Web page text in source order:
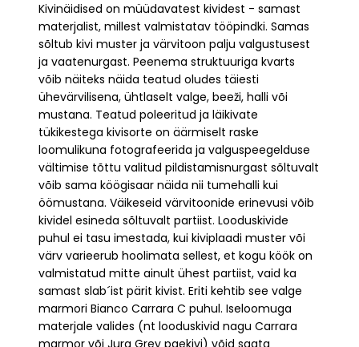
Kivinäidised on müüdavatest kividest - samast
materjalist, millest valmistatav tööpindki. Samas
sõltub kivi muster ja värvitoon palju valgustusest
ja vaatenurgast. Peenema struktuuriga kvarts
võib näiteks näida teatud oludes täiesti
ühevärvilisena, ühtlaselt valge, beeži, halli või
mustana. Teatud poleeritud ja läikivate
tükikestega kivisorte on äärmiselt raske
loomulikuna fotografeerida ja valguspeegelduse
vältimise tõttu valitud pildistamisnurgast sõltuvalt
võib sama köögisaar näida nii tumehalli kui
öömustana. Väikeseid värvitoonide erinevusi võib
kividel esineda sõltuvalt partiist. Looduskivide
puhul ei tasu imestada, kui kiviplaadi muster või
värv varieerub hoolimata sellest, et kogu köök on
valmistatud mitte ainult ühest partiist, vaid ka
samast slab´ist pärit kivist. Eriti kehtib see valge
marmori Bianco Carrara C puhul. Iseloomuga
materjale valides (nt looduskivid nagu Carrara